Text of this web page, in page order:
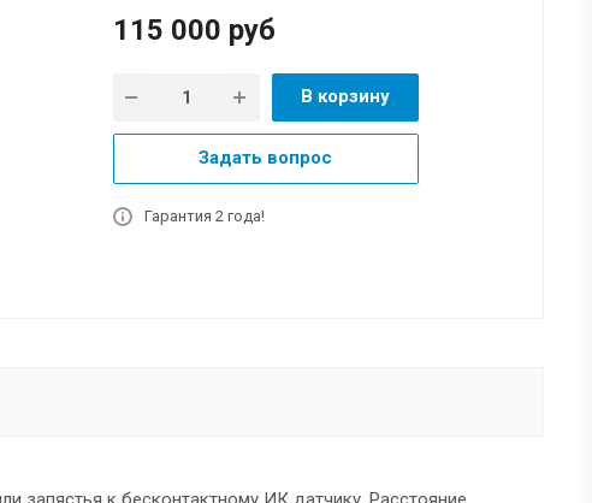
115 000 руб
В корзину
Задать вопрос
Гарантия 2 года!